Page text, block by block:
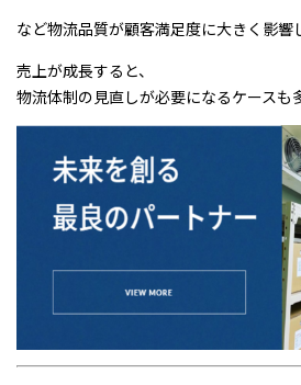
など物流品質が顧客満足度に大きく影響
売上が成長すると、
物流体制の見直しが必要になるケースも